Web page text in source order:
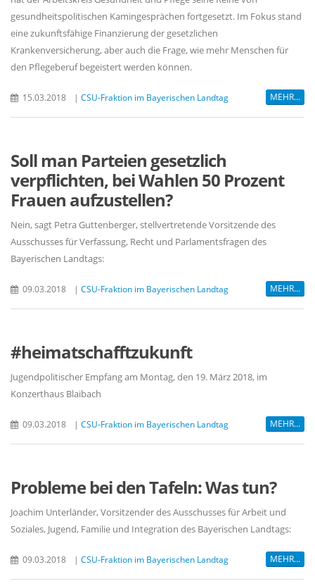
gesundheitspolitischen Kamingesprächen fortgesetzt. Im Fokus stand
eine zukunftsfähige Finanzierung der gesetzlichen
Krankenversicherung, aber auch die Frage, wie mehr Menschen für
den Pflegeberuf begeistert werden können.
15.03.2018 | CSU-Fraktion im Bayerischen Landtag MEHR...
Soll man Parteien gesetzlich
verpflichten, bei Wahlen 50 Prozent
Frauen aufzustellen?
Nein, sagt Petra Guttenberger, stellvertretende Vorsitzende des
Ausschusses für Verfassung, Recht und Parlamentsfragen des
Bayerischen Landtags:
09.03.2018 | CSU-Fraktion im Bayerischen Landtag MEHR...
#heimatschafftzukunft
Jugendpolitischer Empfang am Montag, den 19. März 2018, im
Konzerthaus Blaibach
09.03.2018 | CSU-Fraktion im Bayerischen Landtag MEHR...
Probleme bei den Tafeln: Was tun?
Joachim Unterländer, Vorsitzender des Ausschusses für Arbeit und
Soziales, Jugend, Familie und Integration des Bayerischen Landtags:
09.03.2018 | CSU-Fraktion im Bayerischen Landtag MEHR...